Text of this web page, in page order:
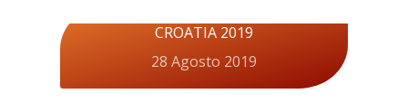
CROATIA 2019
28 Agosto 2019